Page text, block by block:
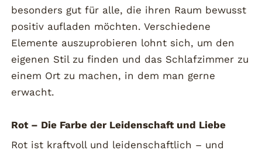
besonders gut für alle, die ihren Raum bewusst
positiv aufladen möchten. Verschiedene
Elemente auszuprobieren lohnt sich, um den
eigenen Stil zu finden und das Schlafzimmer zu
einem Ort zu machen, in dem man gerne
erwacht.
Rot – Die Farbe der Leidenschaft und Liebe
Rot ist kraftvoll und leidenschaftlich – und